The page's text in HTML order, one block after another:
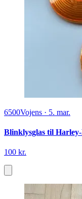
6500Vojens · 5. mar.
Blinklysglas til
100 kr.